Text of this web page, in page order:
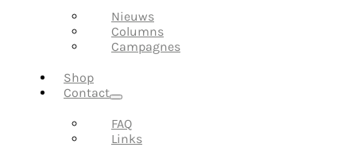
Nieuws
Columns
Campagnes
Shop
Contact
FAQ
Links